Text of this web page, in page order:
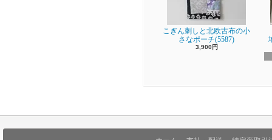
こぎん刺しと北欧古布の小
さなポーチ(5587)
3,900円